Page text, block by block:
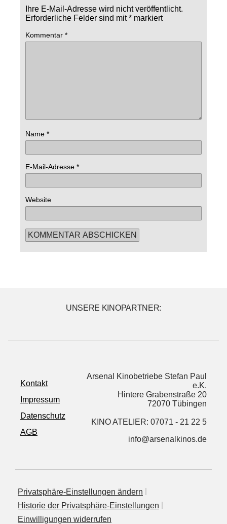
Ihre E-Mail-Adresse wird nicht veröffentlicht.
Erforderliche Felder sind mit* markiert
Kommentar *
Name *
E-Mail-Adresse *
Website
UNSERE KINOPARTNER:
Kontakt
Impressum
Datenschutz
AGB
Arsenal Kinobetriebe Stefan Paul
e.K.
Hintere Grabenstraße 20
72070 Tübingen
KINO ATELIER: 07071 - 21 22 5
info@arsenalkinos.de
Privatsphäre‐Einstellungen ändern
His­to­rie der Privatsphäre‐Einstellungen
Ein­wil­li­gun­gen widerrufen